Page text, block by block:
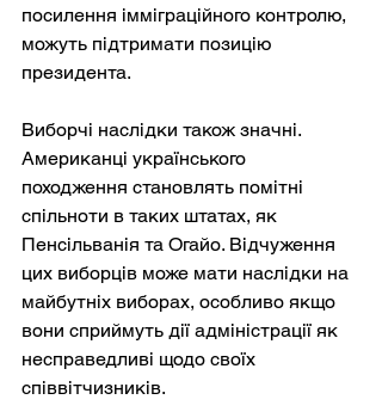
посилення імміграційного контролю,
можуть підтримати позицію
президента.
Виборчі наслідки також значні.
Американці українського
походження становлять помітні
спільноти в таких штатах, як
Пенсільванія та Огайо. Відчуження
цих виборців може мати наслідки на
майбутніх виборах, особливо якщо
вони сприймуть дії адміністрації як
несправедливі щодо своїх
співвітчизників.